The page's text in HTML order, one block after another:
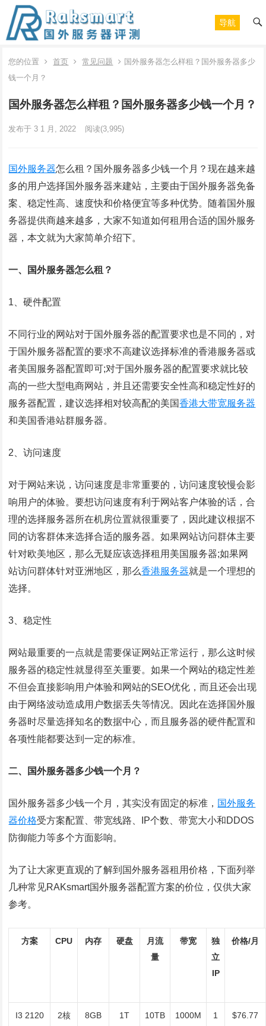
导航
您的位置 首页 常见问题
国外服务器怎么样租？国外服务器多少
钱一个月？
国外服务器怎么样租？国外服务器多少钱一个月？
发布于 3 1 月, 2022 阅读(3,995)
国外服务器怎么租？国外服务器多少钱一个月？现在越来越
多的用户选择国外服务器来建站，主要由于国外服务器免备
案、稳定性高、速度快和价格便宜等多种优势。随着国外服
务器提供商越来越多，大家不知道如何租用合适的国外服务
器，本文就为大家简单介绍下。
一、国外服务器怎么租？
1、硬件配置
不同行业的网站对于国外服务器的配置要求也是不同的，对
于国外服务器配置的要求不高建议选择标准的香港服务器或
者美国服务器配置即可;对于国外服务器的配置要求就比较
高的一些大型电商网站，并且还需要安全性高和稳定性好的
服务器配置，建议选择相对较高配的美国香港大带宽服务器
和美国香港站群服务器。
2、访问速度
对于网站来说，访问速度是非常重要的，访问速度较慢会影
响用户的体验。要想访问速度有利于网站客户体验的话，合
理的选择服务器所在机房位置就很重要了，因此建议根据不
同的访客群体来选择合适的服务器。如果网站访问群体主要
针对欧美地区，那么无疑应该选择租用美国服务器;如果网
站访问群体针对亚洲地区，那么香港服务器就是一个理想的
选择。
3、稳定性
网站最重要的一点就是需要保证网站正常运行，那么这时候
服务器的稳定性就显得至关重要。如果一个网站的稳定性差
不但会直接影响用户体验和网站的SEO优化，而且还会出现
由于网络波动造成用户数据丢失等情况。因此在选择国外服
务器时尽量选择知名的数据中心，而且服务器的硬件配置和
各项性能都要达到一定的标准。
二、国外服务器多少钱一个月？
国外服务器多少钱一个月，其实没有固定的标准， 国外服务
器价格受方案配置、带宽线路、IP个数、带宽大小和DDOS
防御能力等多个方面影响。
为了让大家更直观的了解到国外服务器租用价格，下面列举
几种常见RAKsmart国外服务器配置方案的价位，仅供大家
参考。
方案 CPU 内存 硬盘
月流
量
带宽
独
立
IP
价格/月
I3 2120 2核 8GB
1T
10TB 1000M
1
$76.77